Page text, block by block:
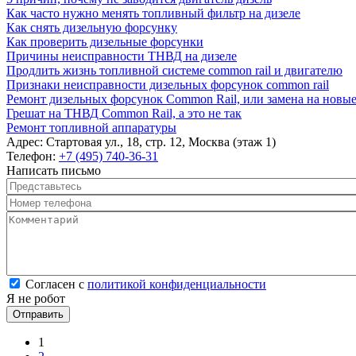
Как часто нужно менять топливный фильтр на дизеле
Как снять дизельную форсунку
Как проверить дизельные форсунки
Причины неисправности ТНВД на дизеле
Продлить жизнь топливной системе common rail и двигателю
Признаки неисправности дизельных форсунок common rail
Ремонт дизельных форсунок Common Rail, или замена на
Грешат на ТНВД Common Rail, а это не так
Ремонт топливной аппаратуры
Адрес: Стартовая ул., 18, стр. 12, Москва (этаж 1)
Телефон: +7 (495) 740-36-31
Написать письмо
Представьтесь
Номер телефона
Комментарий
Согласен с политикой конфиденциальности*
Согласен с политикой конфиденциальности
Я не робот
1